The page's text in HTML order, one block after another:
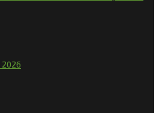
2026